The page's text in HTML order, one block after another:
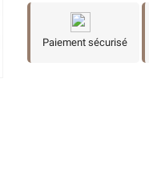
Paiement sécurisé